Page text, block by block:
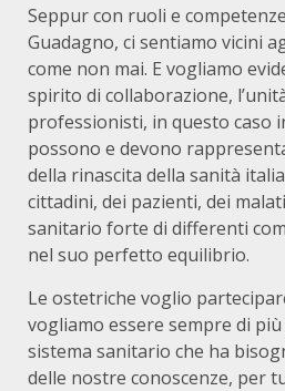
Seppur con ruoli e
Guadagno, ci sentiamo vicini
come non mai. E vogliamo
spirito di collaborazione,
professionisti, in questo caso
possono e devono
della rinascita della sanità
cittadini, dei pazienti, dei
sanitario forte di differenti
nel suo perfetto equilibrio.
Le ostetriche voglio
vogliamo essere sempre di
sistema sanitario che ha
delle nostre conoscenze, per